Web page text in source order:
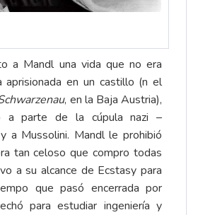
a Mandl una vida que no era
aprisionada en un castillo (n el
, en la Baja Austria),
a parte de la cúpula nazi –
a Mussolini. Mandl le prohibió
tan celoso que compro todas
a su alcance de Ecstasy para
que pasó encerrada por
para estudiar ingeniería y